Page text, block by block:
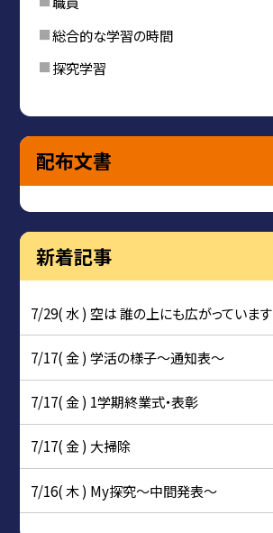
総合的な学習の時間
探究学習
配布文書
新着記事
7/29( 水 ) 空は 誰の上にも広がっています
7/17( 金 ) 学活の様子〜通知表〜
7/17( 金 ) 1学期終業式・表彰
7/17( 金 ) 大掃除
7/16( 木 ) My探究～中間発表～